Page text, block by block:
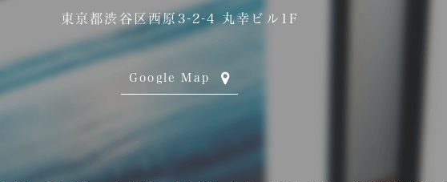
東京都渋谷区西原3-2-4 丸幸ビル1F
Google Map